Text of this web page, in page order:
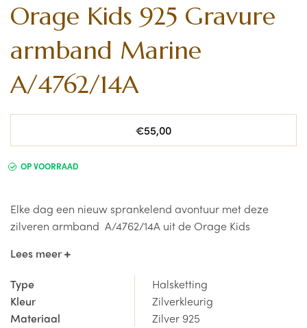
Orage Kids 925 Gravure
armband Marine
A/4762/14A
€55,00
OP VOORRAAD
Elke dag een nieuw sprankelend avontuur met deze
zilveren armband A/4762/14A uit de Orage Kids
De juwelen zijn steeds vervaardigd uit Sterling Zilver 925
en worden afgewerkt met een laagje rhodium om
langdurige glans te garanderen.
Lees meer
Type
Halsketting
Kleur
Zilverkleurig
Materiaal
Zilver 925